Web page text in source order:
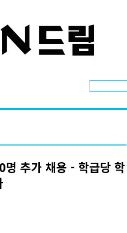
추가 채용 - 학급당 학